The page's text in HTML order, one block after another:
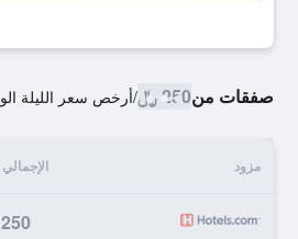
صفقات من250 ﷼ /أرخص سعر الليلة
مزود
250 ﷼